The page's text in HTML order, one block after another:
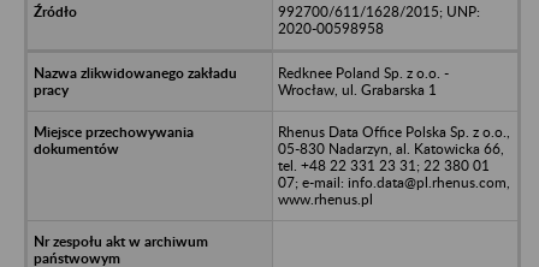
992700/611/1628/2015; UNP:
2020-00598958
Redknee Poland Sp. z o.o. -
Wrocław, ul. Grabarska 1
Rhenus Data Office Polska Sp. z o.o.,
05-830 Nadarzyn, al. Katowicka 66,
tel. +48 22 331 23 31; 22 380 01
07; e-mail: info.data@pl.rhenus.com,
www.rhenus.pl